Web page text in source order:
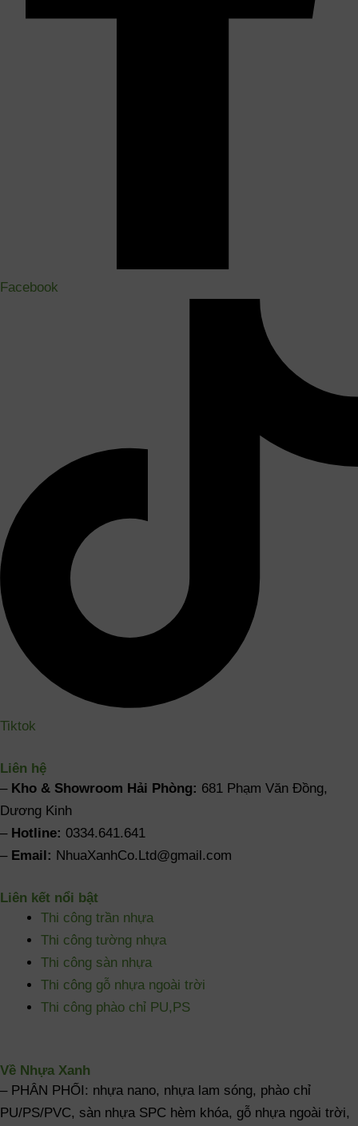
Facebook
Tiktok
Liên hệ
–Kho & Showroom Hải Phòng: 681 Phạm Văn Đồng,
Dương Kinh
–Hotline: 0334.641.641
– Email: NhuaXanhCo.Ltd@gmail.com
Liên kết nổi bật
Thi công trần nhựa
Thi công tường nhựa
Thi công sàn nhựa
Thi công gỗ nhựa ngoài trời
Thi công phào chỉ PU,PS
Về Nhựa Xanh
– PHÂN PHỐI: nhựa nano, nhựa lam sóng, phào chỉ
PU/PS/PVC, sàn nhựa SPC hèm khóa, gỗ nhựa ngoài trời,